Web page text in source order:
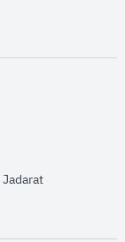
opens in new